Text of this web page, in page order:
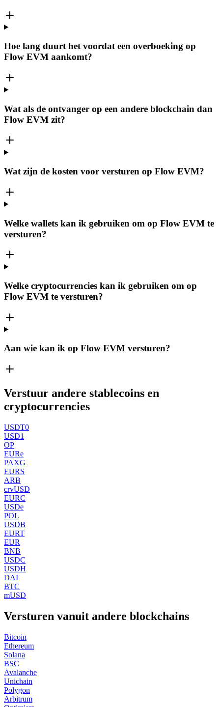
Hoe lang duurt het voordat een overboeking op
Flow EVM aankomt?
Wat als de ontvanger op een andere blockchain dan
Flow EVM zit?
Wat zijn de kosten voor versturen op Flow EVM?
Welke wallets kan ik gebruiken om op Flow EVM te
versturen?
Welke cryptocurrencies kan ik gebruiken om op
Flow EVM te versturen?
Aan wie kan ik op Flow EVM versturen?
Verstuur andere stablecoins en
cryptocurrencies
USDT0
USD1
OP
EURe
PAXG
EURS
ARB
crvUSD
EURC
USDe
POL
USDB
EURT
EUR
BNB
USDC
USDH
DAI
BTC
mUSD
Versturen vanuit andere blockchains
Bitcoin
Ethereum
Solana
BSC
Avalanche
Unichain
Polygon
Arbitrum